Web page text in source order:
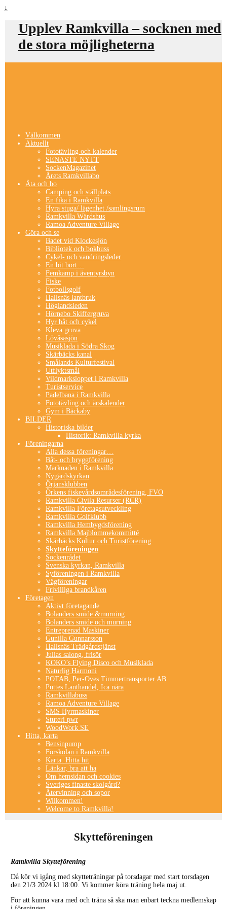
↓
Upplev Ramkvilla – socknen med
de stora möjligheterna
Välkommen
Aktuellt
Fototävling och kalender
SENASTE NYTT
SockenMagazinet
Årets Ramkvillabo
Äta och bo
Camping och ställplats
En fika i Ramkvilla
Hyra stuga/ lägenhet /samlingsrum
Ramkvilla Wärdshus
Ramoa Adventure Village
Göra och se
Badet vid Klockesjön
Bibliotek och bokbuss
Cykel- och vandringsleder
En bit bort…
Femkamp i äventyrsbyn
Fiske
Fotbollsgolf
Hallsnäs lantbruk
Höglandsleden
Hörnebo Skiffergruva
Hyr båt och cykel
Kleva gruva
Lövåsasjön
Musiklada i Södra Skog
Skärbäcks kanal
Smålands Kulturfestival
Utflyktsmål
Vildmarksloppet i Ramkvilla
Turistservice
Padelbana i Ramkvilla
Fototävling och årskalender
Gym i Bäckaby
BILDER
Historiska bilder
Historik: Ramkvilla kyrka
Föreningarna
Alla dessa föreningar…
Båt- och bryggförening
Marknaden i Ramkvilla
Nygårdskyrkan
Örjansklubben
Örkens fiskevårdsområdesförening, FVO
Ramkvilla Civila Resurser (RCR)
Ramkvilla Företagsutveckling
Ramkvilla Golfklubb
Ramkvilla Hembygdsförening
Ramkvilla Majblommekommitté
Skärbäcks Kultur och Turistförening
Skytteföreningen
Sockenrådet
Svenska kyrkan, Ramkvilla
Syföreningen i Ramkvilla
Vägföreningar
Frivilliga brandkåren
Företagen
Aktivt företagande
Bolanders smide &murning
Bolanders smide och murning
Entreprenad Maskiner
Gunilla Gunnarsson
Hallsnäs Trädgårdstjänst
Julias salong, frisör
KOKO’s Flying Disco och Musiklada
Naturlig Harmoni
POTAB, Per-Oves Timmertransporter AB
Puttes Lanthandel, Ica nära
Ramkvillabuss
Ramoa Adventure Village
SMS Hyrmaskiner
Stuteri pwr
WoodWork SE
Hitta, karta
Bensinpump
Förskolan i Ramkvilla
Karta. Hitta hit
Länkar, bra att ha
Om hemsidan och cookies
Sveriges finaste skolgård?
Återvinning och sopor
Wilkommen!
Welcome to Ramkvilla!
Skytteföreningen
Ramkvilla Skytteförening
Då kör vi igång med skytteträningar på torsdagar med start torsdagen
den 21/3 2024 kl 18:00. Vi kommer köra träning hela maj ut.
För att kunna vara med och träna så ska man enbart teckna medlemskap